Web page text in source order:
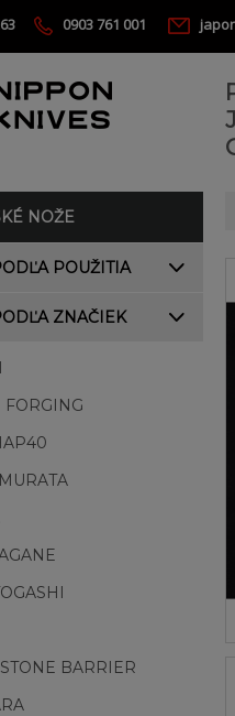
0903 761 001
NOŽE
POUŽITIA
ZNAČIEK
FORGING
BARRIER